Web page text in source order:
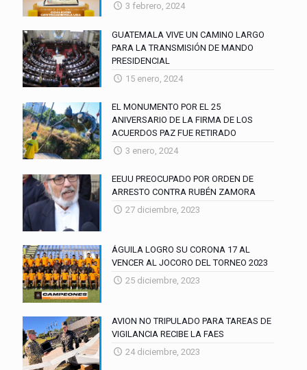
3 febrero, 2024
GUATEMALA VIVE UN CAMINO LARGO
PARA LA TRANSMISIÓN DE MANDO
PRESIDENCIAL
15 enero, 2024
EL MONUMENTO POR EL 25
ANIVERSARIO DE LA FIRMA DE LOS
ACUERDOS PAZ FUE RETIRADO
3 enero, 2024
EEUU PREOCUPADO POR ORDEN DE
ARRESTO CONTRA RUBÉN ZAMORA
27 diciembre, 2023
ÁGUILA LOGRO SU CORONA 17 AL
VENCER AL JOCORO DEL TORNEO 2023
25 diciembre, 2023
AVION NO TRIPULADO PARA TAREAS DE
VIGILANCIA RECIBE LA FAES
24 diciembre, 2023